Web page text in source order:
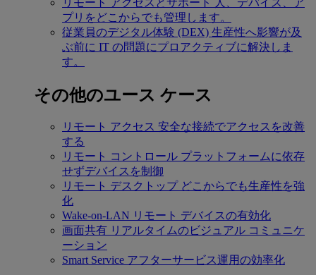
プリをどこからでも管理します。
従業員のデジタル体験 (DEX) 生産性へ影響が及
ぶ前に IT の問題にプロアクティブに解決しま
す。
その他のユース ケース
リモート アクセス 安全な接続でアクセスを改善
する
リモート コントロール プラットフォームに依存
せずデバイスを制御
リモート デスクトップ どこからでも生産性を強
化
Wake-on-LAN リモート デバイスの有効化
画面共有 リアルタイムのビジュアル コミュニケ
ーション
Smart Service アフターサービス運用の効率化